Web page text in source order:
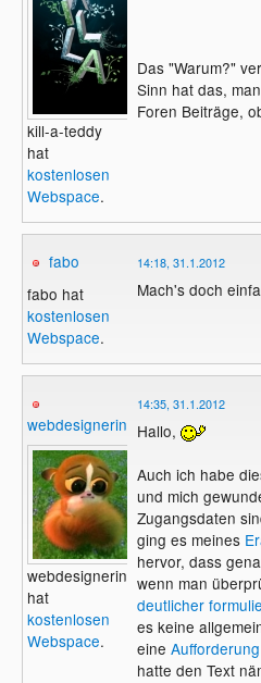
kill-a-teddy
hat
kostenlosen
Webspace.
Das "Warum?"
Sinn hat das,
Foren Beiträge,
fabo
fabo hat
kostenlosen
Webspace.
14:18, 31.1.2012
Mach's doch
webdesignerin
webdesignerin
hat
kostenlosen
Webspace.
14:35, 31.1.2012
Hallo,
Auch ich habe
und mich
Zugangsdaten
ging es meines
hervor, dass
wenn man
deutlicher
es keine
eine Aufforderung
hatte den Text